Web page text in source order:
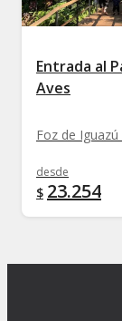
Entrada al
Aves
Foz de
desde
$ 23.254